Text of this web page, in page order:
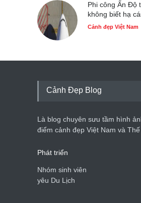
Phi công Ấn Độ
không biết hạ
Cảnh đẹp Việt Nam
Cảnh Đẹp Blog
Là blog chuyên sưu tầm hình
điểm cảnh đẹp Việt Nam và
Phát triển
Nhóm sinh viên
yêu Du Lịch